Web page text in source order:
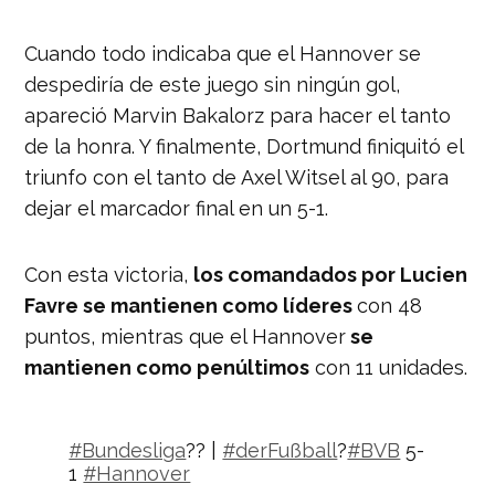
(@naciondeportes_)26 de enero de
2019
Cuando todo indicaba que el Hannover se
despediría de este juego sin ningún gol,
apareció Marvin Bakalorz para hacer el tanto
de la honra. Y finalmente, Dortmund finiquitó el
triunfo con el tanto de Axel Witsel al 90, para
dejar el marcador final en un 5-1.
Con esta victoria, los comandados por Lucien
Favre se mantienen como líderescon 48
puntos, mientras que el Hannoverse
mantienen como penúltimos con 11 unidades.
#Bundesliga?? | #derFußball?#BVB 5-
1 #Hannover